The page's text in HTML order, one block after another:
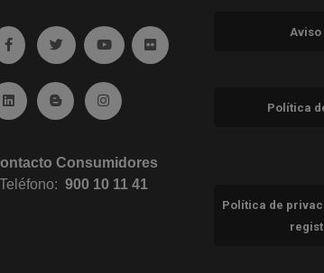
Ir a facebook (abre en ventana nueva)
Ir a twitter (abre en ventana nueva)
Ir a YouTube (abre en ventana
Ir a Flickr (abre en ventana
Ir a Linkedin (abre en ventana nueva)
Ir al Blog (abre en ventana nueva)
Ir a Instagram (abre en ventana
Consumidores
Teléfono:900 10 11 41
Política
Política de